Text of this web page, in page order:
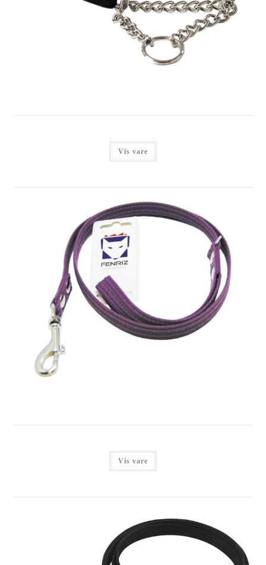
FENRIZ HALSBÅND M KÆDE, SORT
Login for at se priser
Vis vare
FENRIZ FØRERLINE, 1,0M/15MM LILLA
Vis vare